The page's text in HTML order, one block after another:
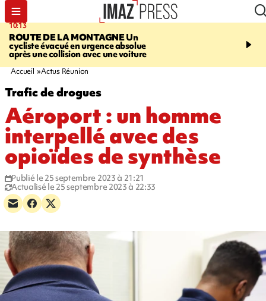
10:13
ROUTE DE LA MONTAGNEUn
cycliste évacué en urgence absolue
après une collision avec une voiture
12:23
peuvent éclater et
Accueil Actus Réunion
Trafic de drogues
Aéroport : un homme
interpellé avec des
opioïdes de synthèse
Publié le 25 septembre 2023 à 21:21
Actualisé le 25 septembre 2023 à 22:33